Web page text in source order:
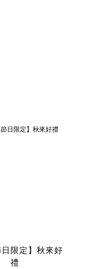
日限定】秋來好
禮